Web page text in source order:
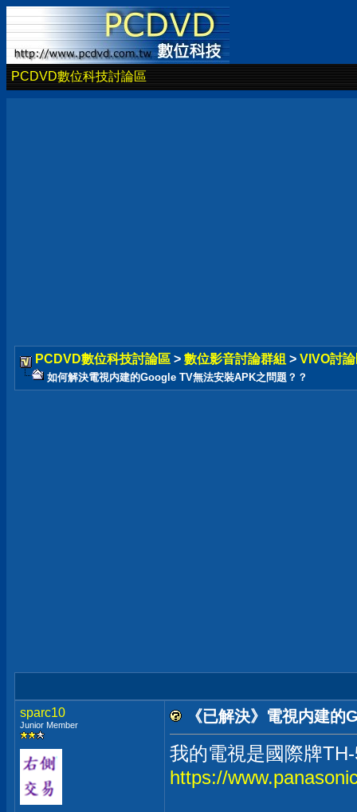
PCDVD數位科技討論區
PCDVD數位科技討論區 > 數位影音討論群組 > VIVO討
如何解決電視内建的Google TV無法安裝APK之問題？？
sparc10
Junior Member 《已解決》電視内建
我的電視是國際牌
https://